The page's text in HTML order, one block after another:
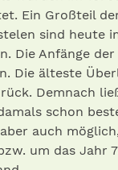
Ein Großteil
sind heute
Die Anfänge
Die älteste
Demnach
schon
auch
um das Jahr